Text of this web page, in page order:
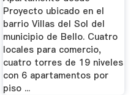
Proyecto ubicado en el
barrio Villas del Sol del
municipio de Bello. Cuatro
locales para comercio,
cuatro torres de 19 niveles
con 6 apartamentos por
piso ...